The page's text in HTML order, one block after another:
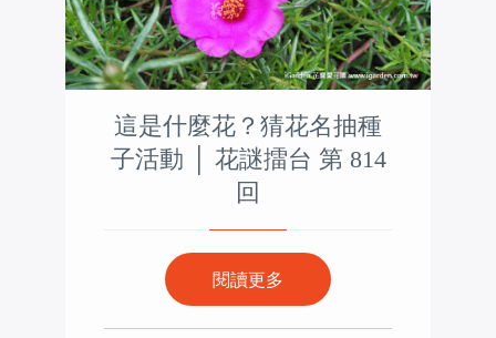
這是什麼花？猜花名抽種
子活動 │ 花謎擂台 第 814
回
閱讀更多